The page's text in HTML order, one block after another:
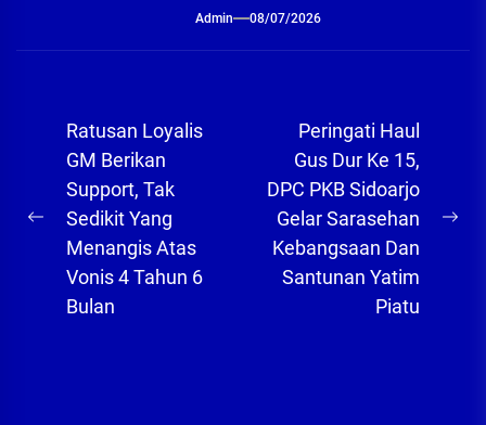
Admin 08/07/2026
Navigasi
pos
Previous
post:
Ratusan Loyalis
GM Berikan
Support, Tak
Sedikit Yang
Menangis Atas
Vonis 4 Tahun 6
Bulan
Peringati Haul
Gus Dur Ke 15,
DPC PKB Sidoarjo
Gelar Sarasehan
Kebangsaan Dan
Santunan Yatim
Piatu